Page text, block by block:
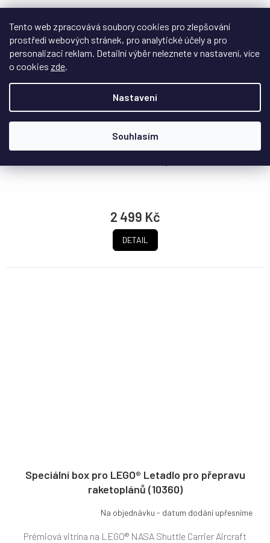
Tento web zpracovává soubory cookies pro zlepšování
prostředí webových stránek, pro analytické účely a pro
personalizaci reklam. Detailní výběr neleznete v nastavení, více
o cookies zde.
Nastavení
Souhlasím
Displej box pro LEGO® Blacktron Renegade
(10355)
Na dotaz
2 499 Kč
DETAIL
Speciální box pro LEGO® Letadlo pro přepravu
raketoplánů (10360)
Na objednávku - datum dodání upřesníme
Prémiová vitrína na LEGO® NASA Shuttle Carrier Aircraft